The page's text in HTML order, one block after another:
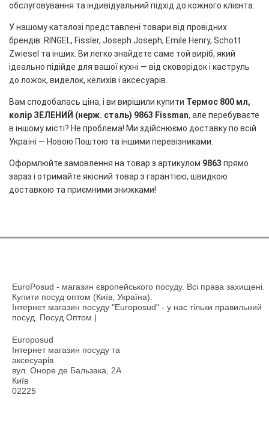
обслуговування та індивідуальний підхід до кожного клієнта.
У нашому каталозі представлені товари від провідних
брендів: RINGEL, Fissler, Joseph Joseph, Emile Henry, Schott
Zwiesel та інших. Ви легко знайдете саме той виріб, який
ідеально підійде для вашої кухні — від сковорідок і каструль
до ложок, виделок, келихів і аксесуарів.
Вам сподобалась ціна, і ви вирішили купити Термос 800 мл,
колір ЗЕЛЕНИЙ (нерж. сталь) 9863 Fissman, але перебуваєте
в іншому місті? Не проблема! Ми здійснюємо доставку по всій
Україні — Новою Поштою та іншими перевізниками.
Оформлюйте замовлення на товар з артикулом 9863 прямо
зараз і отримайте якісний товар з гарантією, швидкою
доставкою та приємними знижками!
EuroPosud - магазин європейського посуду. Всі права захищені.
Купити посуд оптом (Київ, Україна).
Інтернет магазин посуду "Europosud" - у нас тільки правильний
посуд. Посуд Оптом |
Europosud
Інтернет магазин посуду та
аксесуарів
вул. Оноре де Бальзака, 2А
Київ
02225